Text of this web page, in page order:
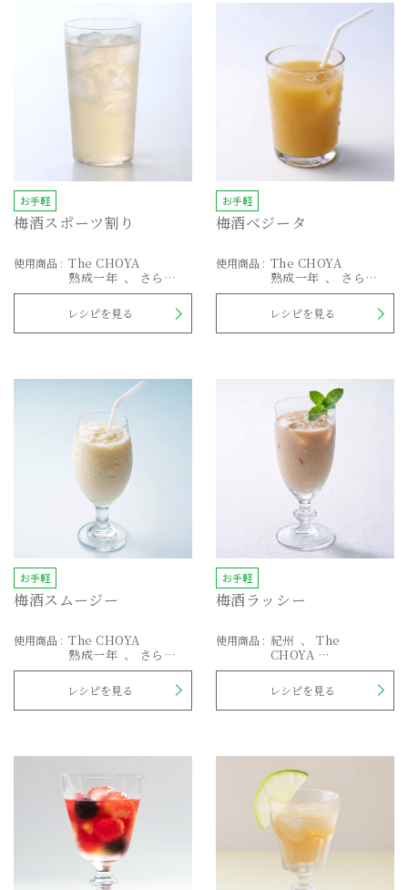
お手軽
梅酒スポーツ割り
使用商品 : The CHOYA
熟成一年
とした梅酒
レシピを見る
お手軽
梅酒ベジータ
使用商品 : The CHOYA
熟成一年
とした梅酒
レシピを見る
お手軽
梅酒スムージー
使用商品 : The CHOYA
熟成一年
とした梅酒
レシピを見る
お手軽
梅酒ラッシー
使用商品 : 紀州
The
CHOYA
AGED 3 YEARS
EXTRA FRUIT
レシピを見る